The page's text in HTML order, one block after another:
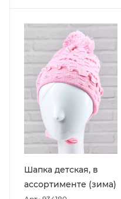
Шапка детская, в
ассортименте (зима)